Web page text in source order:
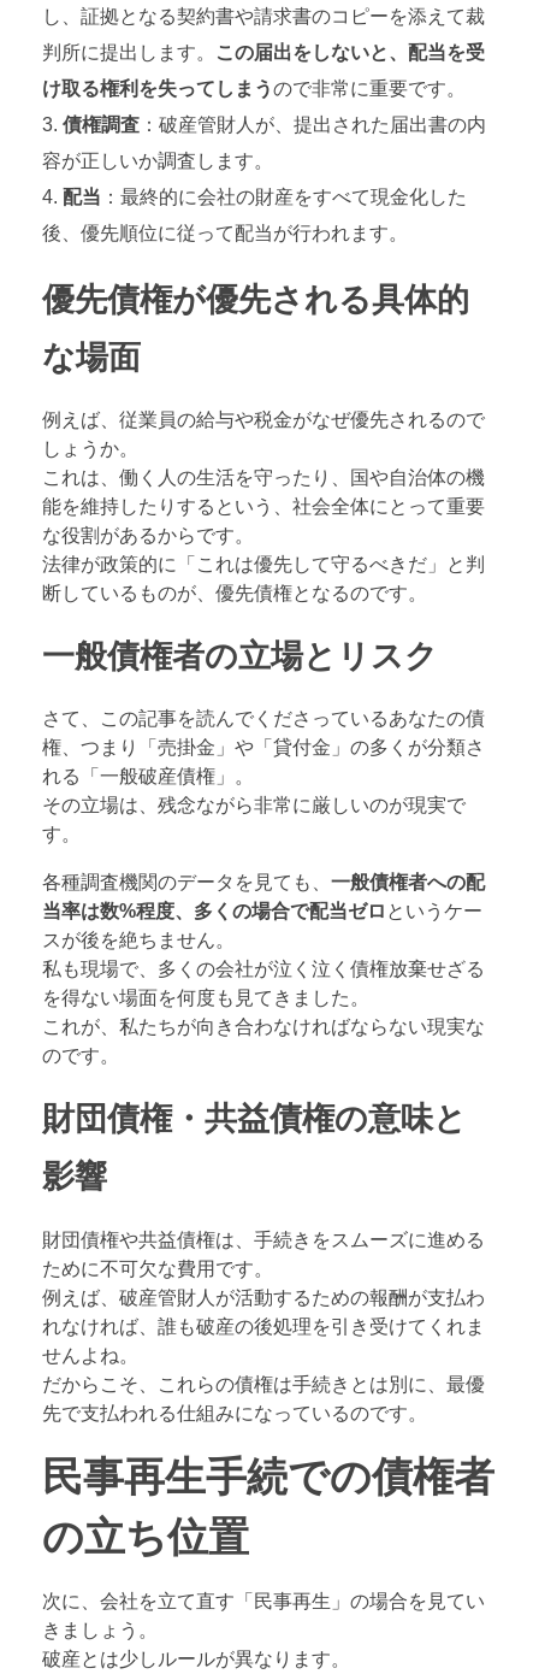
し、証拠となる契約書や請求書のコピーを添えて裁
判所に提出します。
この届出をしないと、配当を受
け取る権利を失ってしまうので非常に重要です。
債権調査 ：破産管財人が、提出された届出書の内
容が正しいか調査します。
配当 ：最終的に会社の財産をすべて現金化した
後、優先順位に従って配当が行われます。
優先債権が優先される具体的
な場面
例えば、従業員の給与や税金がなぜ優先されるので
しょうか。
これは、働く人の生活を守ったり、国や自治体の機
能を維持したりするという、社会全体にとって重要
な役割があるからです。
法律が政策的に「これは優先して守るべきだ」と判
断しているものが、優先債権となるのです。
一般債権者の立場とリスク
さて、この記事を読んでくださっているあなたの債
権、つまり「売掛金」や「貸付金」の多くが分類さ
れる「一般破産債権」。
その立場は、残念ながら非常に厳しいのが現実で
す。
各種調査機関のデータを見ても、 一般債権者への配
当率は数%程度、多くの場合で配当ゼロ というケー
スが後を絶ちません。
私も現場で、多くの会社が泣く泣く債権放棄せざる
を得ない場面を何度も見てきました。
これが、私たちが向き合わなければならない現実な
のです。
財団債権・共益債権の意味と
影響
財団債権や共益債権は、手続きをスムーズに進める
ために不可欠な費用です。
例えば、破産管財人が活動するための報酬が支払わ
れなければ、誰も破産の後処理を引き受けてくれま
せんよね。
だからこそ、これらの債権は手続きとは別に、最優
先で支払われる仕組みになっているのです。
民事再生手続での債権者
の立ち位置
次に、会社を立て直す「民事再生」の場合を見てい
きましょう。
破産とは少しルールが異なります。